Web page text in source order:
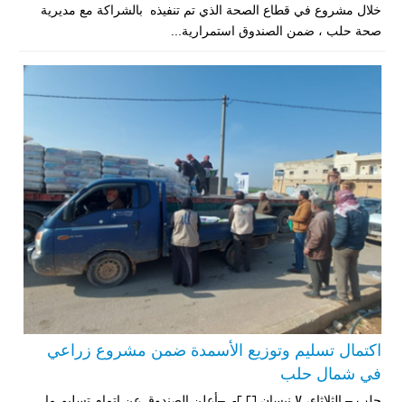
خلال مشروع في قطاع الصحة الذي تم تنفيذه بالشراكة مع مديرية
صحة حلب ، ضمن الصندوق استمرارية...
اكتمال تسليم وتوزيع الأسمدة ضمن مشروع زراعي
في شمال حلب